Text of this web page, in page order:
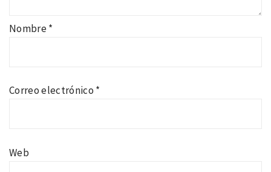
Nombre*
Correo electrónico *
Web